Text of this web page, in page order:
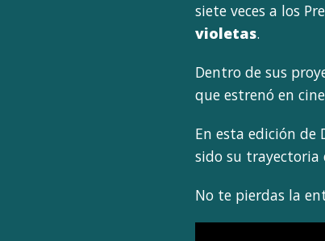
siete veces a los
violetas.
Dentro de sus
que estrenó en
En esta edición de
sido su
No te pierdas la